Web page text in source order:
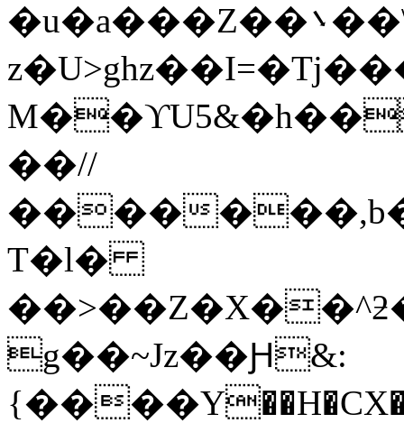
�u�a���Z��܌��\�-
��//
����
T�l�
g��~Jz��Ԩ&: